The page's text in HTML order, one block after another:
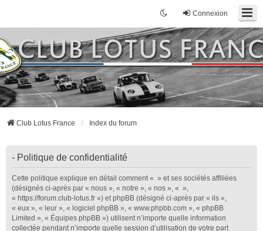
Connexion
Club Lotus France Index du forum
- Politique de confidentialité
Cette politique explique en détail comment « » et ses sociétés affiliées
(désignés ci-après par « nous », « notre », « nos », « »,
« https://forum.club-lotus.fr ») et phpBB (désigné ci-après par « ils »,
« eux », « leur », « logiciel phpBB », « www.phpbb.com », « phpBB
Limited », « Équipes phpBB ») utilisent n’importe quelle information
collectée pendant n’importe quelle session d’utilisation de votre part